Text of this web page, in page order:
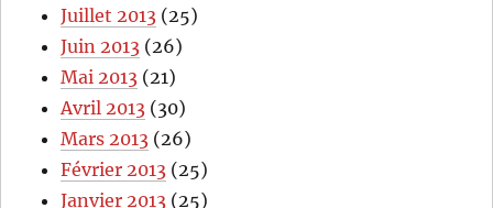
Juillet 2013 (25)
Juin 2013 (26)
Mai 2013 (21)
Avril 2013 (30)
Mars 2013 (26)
Février 2013 (25)
Janvier 2013 (25)